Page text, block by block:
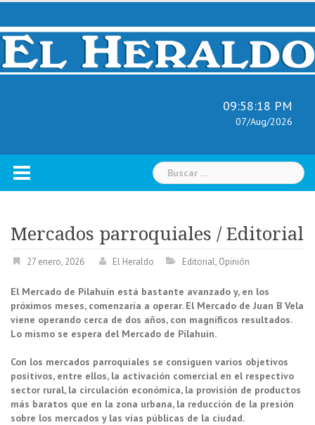
Skip
content
09:58:19 PM
07/Aug/2026
Buscar:
Mercados parroquiales / Editorial
27 enero, 2026 El Heraldo Editorial, Opinión
El Mercado de Pilahuín está bastante avanzado y, en los
próximos meses, comenzaría a operar. El Mercado de Juan B Vela
viene operando cerca de dos años, con magníficos resultados.
Lo mismo se espera del Mercado de Pilahuín.
Con los mercados parroquiales se consiguen varios objetivos
positivos, entre ellos, la activación comercial en el respectivo
sector rural, la circulación económica, la provisión de productos
más baratos que en la zona urbana, la reducción de la presión
sobre los mercados y las vías públicas de la ciudad.